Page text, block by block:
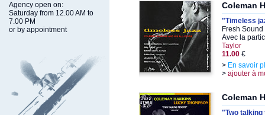
Agency open on:
Saturday from 12.00 AM to
7.00 PM
or by appointment
Coleman
"Timeless
Fresh
Avec la
Taylor
11.00 €
> En savoir
> ajouter à
Coleman
"Two